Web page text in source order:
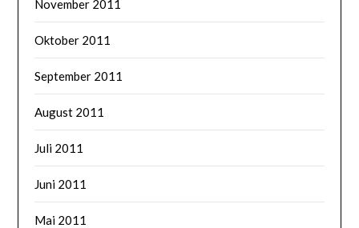
November 2011
Oktober 2011
September 2011
August 2011
Juli 2011
Juni 2011
Mai 2011